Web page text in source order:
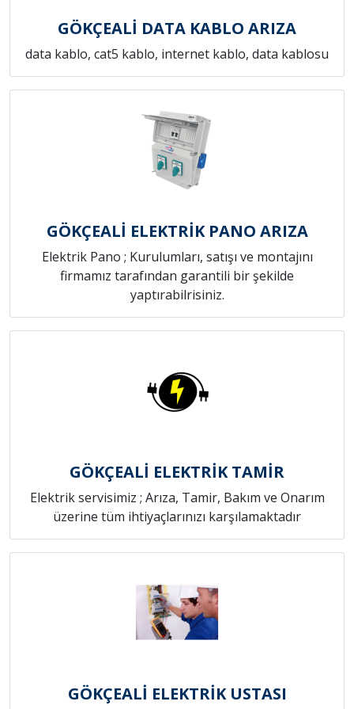
GÖKÇEALİ DATA KABLO ARIZA
data kablo, cat5 kablo, internet kablo, data kablosu
GÖKÇEALİ ELEKTRİK PANO ARIZA
Elektrik Pano ; Kurulumları, satışı ve montajını
firmamız tarafından garantili bir şekilde
yaptırabilrisiniz.
GÖKÇEALİ ELEKTRİK TAMİR
Elektrik servisimiz ; Arıza, Tamir, Bakım ve Onarım
üzerine tüm ihtiyaçlarınızı karşılamaktadır
GÖKÇEALİ ELEKTRİK USTASI